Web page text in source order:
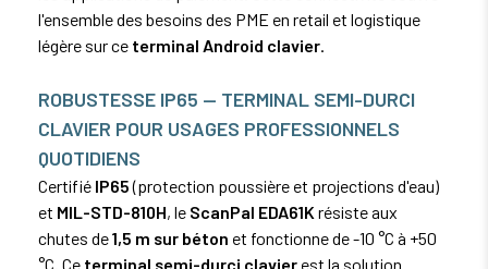
l'ensemble des besoins des PME en retail et logistique
légère sur ce terminal Android clavier
ROBUSTESSE IP65 — TERMINAL SEMI-DURCI
CLAVIER POUR USAGES PROFESSIONNELS
QUOTIDIENS
Certifié IP65(protection poussière et projections d'eau)
et MIL-STD-810H, le ScanPal EDA61K résiste aux
chutes de1,5 m sur béton et fonctionne de -10 °C à +50
°C. Ce terminal semi-durci clavier est la solution